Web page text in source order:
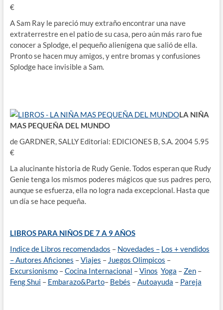
€
A Sam Ray le pareció muy extraño encontrar una nave
extraterrestre en el patio de su casa, pero aún más raro fue
conocer a Splodge, el pequeño alienígena que salió de ella.
Pronto se hacen muy amigos, y entre bromas y confusiones
Splodge hace invisible a Sam.
LA NIÑA
MAS PEQUEÑA DEL MUNDO
de GARDNER, SALLY Editorial: EDICIONES B, S.A. 2004 5.95
€
La alucinante historia de Rudy Genie. Todos esperan que Rudy
Genie tenga los mismos poderes mágicos que sus padres pero,
aunque se esfuerza, ella no logra nada excepcional. Hasta que
un día se hace pequeña.
LIBROS PARA NIÑOS DE 7 A 9 AÑOS
Indice de Libros recomendados – Novedades – Los + vendidos
–Autores Aficiones –Viajes – Juegos Olimpicos –
Excursionismo–Cocina Internacional –Vinos Yoga – Zen–
Feng Shui – Embarazo&Parto– Bebés –Autoayuda – Pareja